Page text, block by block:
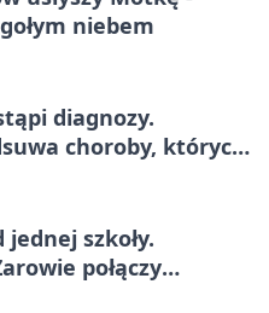
niebem
diagnozy.
choroby, których
szkoły.
połączy